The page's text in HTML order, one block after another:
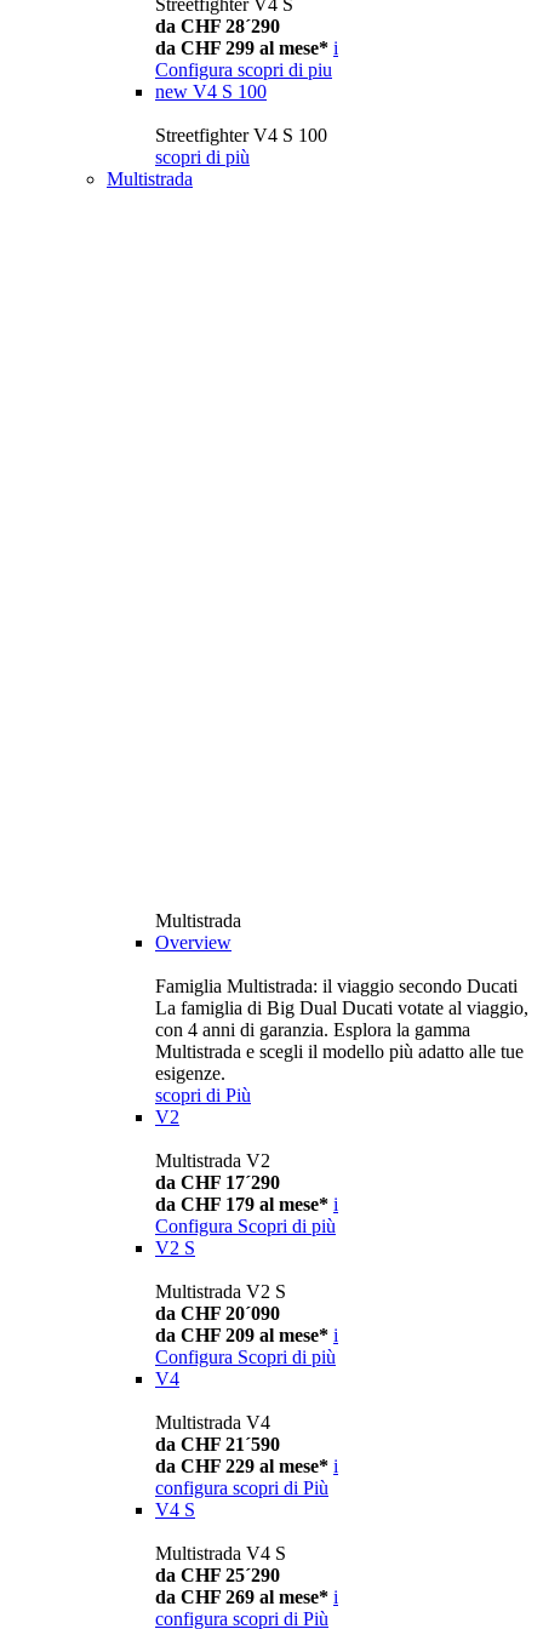
Streetfighter V4 S
da CHF 28´290
da CHF 299 al mese* i
Configura scopri di piu
new V4 S 100
Streetfighter V4 S 100
scopri di più
Multistrada
Multistrada
Overview
Famiglia Multistrada: il viaggio secondo Ducati
La famiglia di Big Dual Ducati votate al viaggio,
con 4 anni di garanzia. Esplora la gamma
Multistrada e scegli il modello più adatto alle tue
esigenze.
scopri di Più
V2
Multistrada V2
da CHF 17´290
da CHF 179 al mese* i
Configura Scopri di più
V2 S
Multistrada V2 S
da CHF 20´090
da CHF 209 al mese* i
Configura Scopri di più
V4
Multistrada V4
da CHF 21´590
da CHF 229 al mese* i
configura scopri di Più
V4 S
Multistrada V4 S
da CHF 25´290
da CHF 269 al mese* i
configura scopri di Più